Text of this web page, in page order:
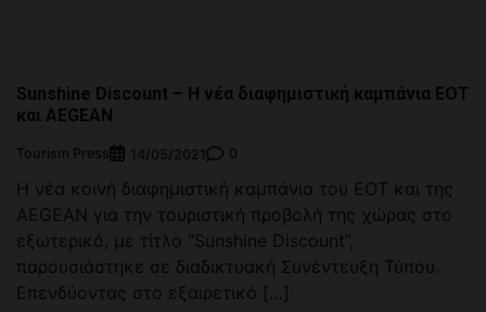
Sunshine Discount – Η νέα διαφημιστική καμπάνια ΕΟΤ
και AEGEAN
Tourism Press 14/05/2021 0
Η νέα κοινή διαφημιστική καμπάνια του ΕΟΤ και της
AEGEAN για την τουριστική προβολή της χώρας στο
εξωτερικό, με τίτλο “Sunshine Discount”,
παρουσιάστηκε σε διαδικτυακή Συνέντευξη Τύπου.
Επενδύοντας στο εξαιρετικό […]